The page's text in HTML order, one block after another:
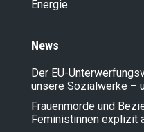
Energie
News
Der EU-
unsere Sozialwerke –
Frauenmorde und
Feministinnen explizit